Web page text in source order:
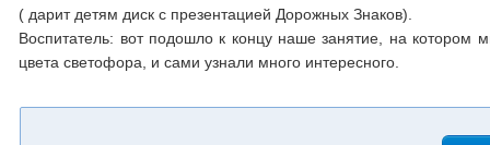
( дарит детям диск с презентацией Дорожных Знаков).
Воспитатель: вот подошло к концу наше занятие, на котором
цвета светофора, и сами узнали много интересного.